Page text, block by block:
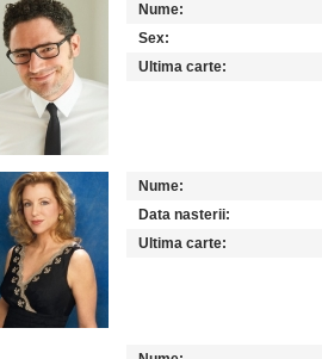
Nume:
Sex:
Ultima carte:
Nume:
Data nasterii:
Ultima carte: